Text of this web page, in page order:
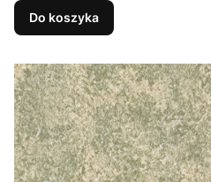
Do koszyka